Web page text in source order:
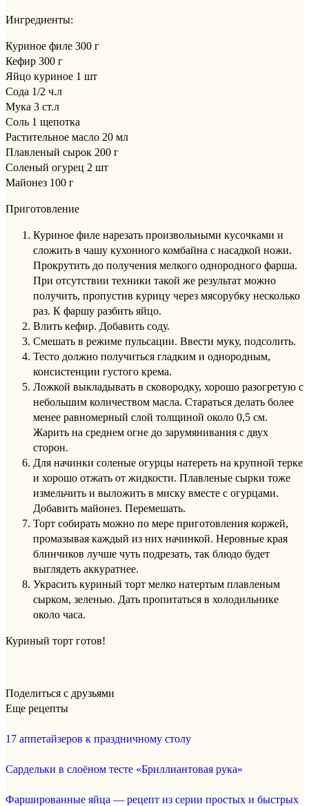
Ингредиенты:
Куриное филе 300 г
Кефир 300 г
Яйцо куриное 1 шт
Сода 1/2 ч.л
Мука 3 ст.л
Соль 1 щепотка
Растительное масло 20 мл
Плавленый сырок 200 г
Соленый огурец 2 шт
Майонез 100 г
Приготовление
Куриное филе нарезать произвольными кусочками и
сложить в чашу кухонного комбайна с насадкой ножи.
Прокрутить до получения мелкого однородного фарша.
При отсутствии техники такой же результат можно
получить, пропустив курицу через мясорубку несколько
раз. К фаршу разбить яйцо.
Влить кефир. Добавить соду.
Смешать в режиме пульсации. Ввести муку, подсолить.
Тесто должно получиться гладким и однородным,
консистенции густого крема.
Ложкой выкладывать в сковородку, хорошо разогретую с
небольшим количеством масла. Стараться делать более
менее равномерный слой толщиной около 0,5 см.
Жарить на среднем огне до зарумянивания с двух
сторон.
Для начинки соленые огурцы натереть на крупной терке
и хорошо отжать от жидкости. Плавленые сырки тоже
измельчить и выложить в миску вместе с огурцами.
Добавить майонез. Перемешать.
Торт собирать можно по мере приготовления коржей,
промазывая каждый из них начинкой. Неровные края
блинчиков лучше чуть подрезать, так блюдо будет
выглядеть аккуратнее.
Украсить куриный торт мелко натертым плавленым
сырком, зеленью. Дать пропитаться в холодильнике
около часа.
Куриный торт готов!
Поделиться с друзьями
Еще рецепты
17 аппетайзеров к праздничному столу
Сардельки в слоёном тесте «Бриллиантовая рука»
Фаршированные яйца — рецепт из серии простых и быстрых